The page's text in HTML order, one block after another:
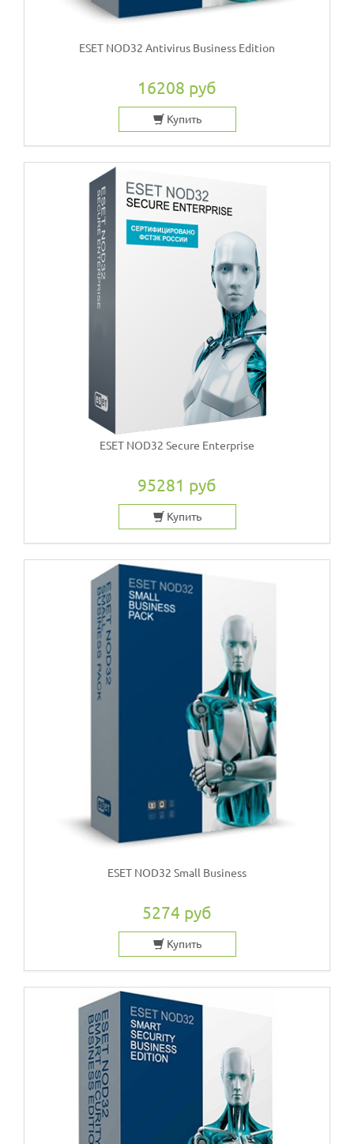
ESET NOD32 Antivirus Business Edition
16208 руб
Купить
ESET NOD32 Secure Enterprise
95281 руб
Купить
ESET NOD32 Small Business
5274 руб
Купить